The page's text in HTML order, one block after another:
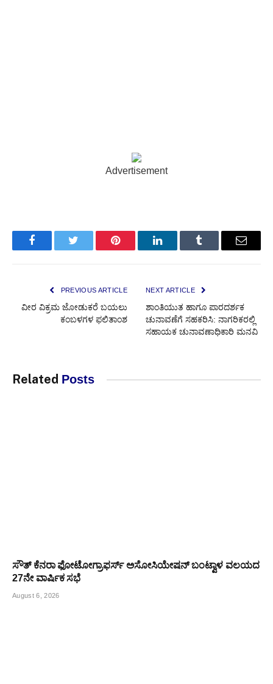
Advertisement
FacebookTwitter PinterestLinkedInTumblr Email
PREVIOUS ARTICLE
ವೀರ ವಿಕ್ರಮ ಜೋಡುಕರೆ ಬಯಲು
ಕಂಬಳಗಳ ಫಲಿತಾಂಶ
NEXT ARTICLE
ಶಾಂತಿಯುತ ಹಾಗೂ ಪಾರದರ್ಶಕ
ಚುನಾವಣೆಗೆ ಸಹಕರಿಸಿ: ನಾಗರಿಕರಲ್ಲಿ
ಸಹಾಯಕ ಚುನಾವಣಾಧಿಕಾರಿ ಮನವಿ
Related Posts
ಸೌತ್ ಕೆನರಾ ಫೋಟೋಗ್ರಾಫರ್ಸ್ ಅಸೋಸಿಯೇಷನ್ ಬಂಟ್ವಾಳ ವಲಯದ
27ನೇ ವಾರ್ಷಿಕ ಸಭೆ
August 6, 2026